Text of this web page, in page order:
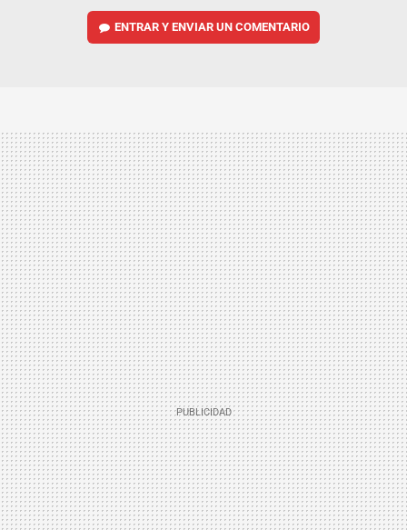
ENTRAR Y ENVIAR UN COMENTARIO